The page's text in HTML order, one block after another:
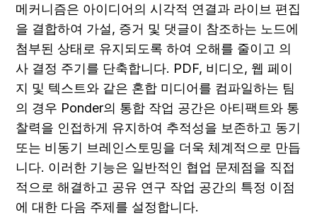
메커니즘은 아이디어의 시각적 연결과 라이브 편집
을 결합하여 가설, 증거 및 댓글이 참조하는 노드에
첨부된 상태로 유지되도록 하여 오해를 줄이고 의
사 결정 주기를 단축합니다. PDF, 비디오, 웹 페이
지 및 텍스트와 같은 혼합 미디어를 컴파일하는 팀
의 경우 Ponder의 통합 작업 공간은 아티팩트와 통
찰력을 인접하게 유지하여 추적성을 보존하고 동기
또는 비동기 브레인스토밍을 더욱 체계적으로 만듭
니다. 이러한 기능은 일반적인 협업 문제점을 직접
적으로 해결하고 공유 연구 작업 공간의 특정 이점
에 대한 다음 주제를 설정합니다.